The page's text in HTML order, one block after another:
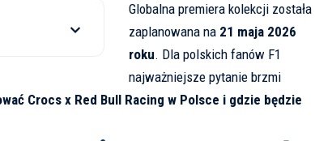
Globalna premiera kolekcji została
zaplanowana na 21 maja 2026
roku. Dla polskich fanów F1
najważniejsze pytanie brzmi
Crocs x Red Bull Racing w Polsce i gdzie będzie